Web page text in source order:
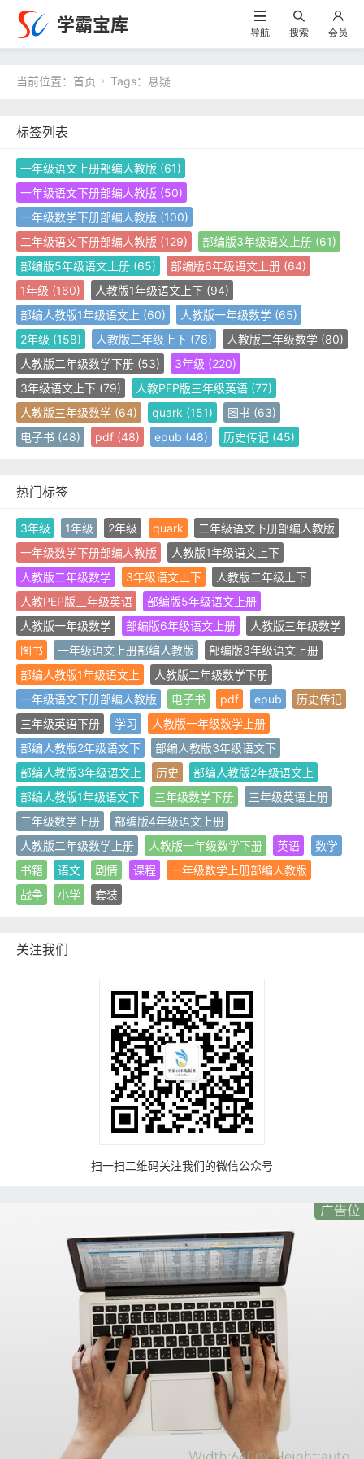
学霸宝库 导航 搜索 会员
当前位置： 首页  Tags：悬疑
标签列表
一年级语文上册部编人教版 (61)
一年级语文下册部编人教版 (50)
一年级数学下册部编人教版 (100)
二年级语文下册部编人教版 (129) 部编版3年级语文上册 (61)
部编版5年级语文上册(65) 部编版6年级语文上册 (64)
1年级 (160) 人教版1年级语文上下 (94)
部编人教版1年级语文上 (60) 人教版一年级数学 (65)
2年级 (158) 人教版二年级上下 (78) 人教版二年级数学 (80)
人教版二年级数学下册(53) 3年级 (220)
3年级语文上下(79) 人教PEP版三年级英语 (77)
人教版三年级数学(64) quark (151) 图书 (63)
电子书(48) pdf (48) epub (48) 历史传记(45)
热门标签
3年级 1年级 2年级 quark
二年级语文下册部编人教版
一年级数学下册部编人教版
人教版1年级语文上下
人教版二年级数学
3年级语文上下
人教版二年级上下
人教PEP版三年级英语
部编版5年级语文上册
人教版一年级数学
部编版6年级语文上册
人教版三年级数学
图书
一年级语文上册部编人教版
部编版3年级语文上册
部编人教版1年级语文上
人教版二年级数学下册
一年级语文下册部编人教版
电子书 pdf epub
历史传记
三年级英语下册
学习
人教版一年级数学上册
部编人教版2年级语文下
部编人教版3年级语文下
部编人教版3年级语文上
历史
部编人教版2年级语文上
部编人教版1年级语文下
三年级数学下册
三年级英语上册
三年级数学上册
部编版4年级语文上册
人教版二年级数学上册
人教版一年级数学下册 英语
数学
书籍
语文 剧情 课程
一年级数学上册部编人教版
战争
小学 套装
关注我们
扫一扫二维码关注我们的微信公众号